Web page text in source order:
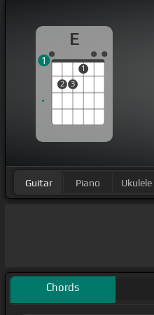
E
2 3
1
1
Guitar Piano Ukulele
Chords